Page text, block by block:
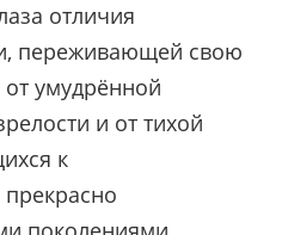
отличия
переживающей свою
от умудрённой
и от тихой
к